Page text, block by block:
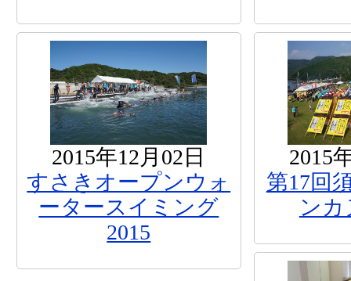
2015年12月02日
すさきオープンウォ
ータースイミング
2015
2015
第17回
ンカ